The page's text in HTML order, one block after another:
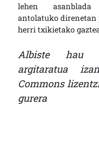
lehen
antolatuko direnetan
herri txikietako
Albiste hau
argitaratua
Commons
gurera